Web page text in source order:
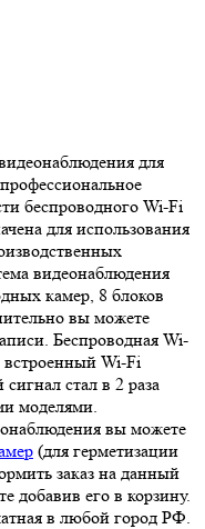
для
беспроводного Wi-Fi
для использования
видеонаблюдения
камер, 8 блоков
вы можете
Беспроводная Wi-
встроенный Wi-Fi
стал в 2 раза
моделями.
вы можете
(для герметизации
заказ на данный
добавив его в корзину.
в любой город РФ.